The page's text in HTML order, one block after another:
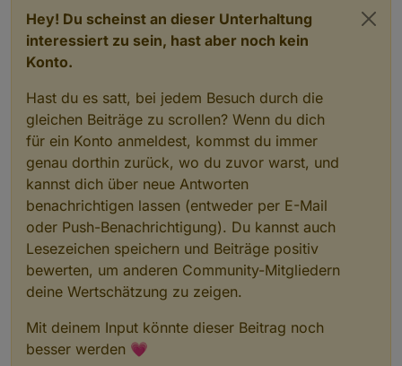
Hey! Du scheinst an dieser Unterhaltung
interessiert zu sein, hast aber noch kein
Konto.
Hast du es satt, bei jedem Besuch durch die
gleichen Beiträge zu scrollen? Wenn du dich
für ein Konto anmeldest, kommst du immer
genau dorthin zurück, wo du zuvor warst, und
kannst dich über neue Antworten
benachrichtigen lassen (entweder per E-Mail
oder Push-Benachrichtigung). Du kannst auch
Lesezeichen speichern und Beiträge positiv
bewerten, um anderen Community-Mitgliedern
deine Wertschätzung zu zeigen.
Mit deinem Input könnte dieser Beitrag noch
besser werden 💗